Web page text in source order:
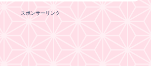
スポンサーリンク